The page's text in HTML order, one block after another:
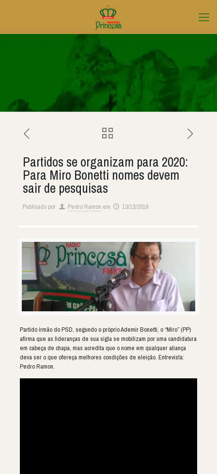
Partidos se organizam para 2020:
Para Miro Bonetti nomes devem
sair de pesquisas
Publicado por Pedro Ramon em 13/12/2019
Partido irmão do PSD, segundo o próprio Ademir Bonetti, o “Miro” (PP)
afirma que as lideranças de sua sigla se mobilizam por uma candidatura
em cabeça de chapa, mas acredita que o nome em qualquer aliança
deva ser o que ofereça melhores condições de eleição. Entrevista:
Pedro Ramon.